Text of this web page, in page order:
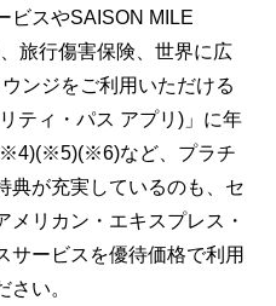
ビスやSAISON MILE
旅行傷害保険、世界に広
ンジをご利用いただける
ティ・パス アプリ)」に年
など、プラチ
典が充実しているのも、セ
メリカン・エキスプレス・
サービスを優待価格で利用
さい。